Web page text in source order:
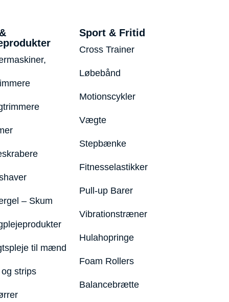
– Skum
til mænd
strips
Sport & Fritid
Cross Trainer
Løbebånd
Motionscykler
Vægte
Stepbænke
Fitnesselastikker
Pull-up Barer
Vibrationstræner
Hulahopringe
Foam Rollers
Balancebrætte